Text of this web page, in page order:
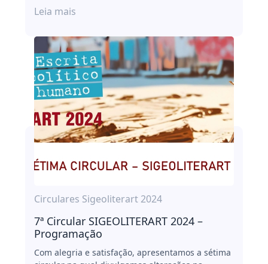
Leia mais
Circulares Sigeoliterart 2024
7ª Circular SIGEOLITERART 2024 –
Programação
Com alegria e satisfação, apresentamos a sétima